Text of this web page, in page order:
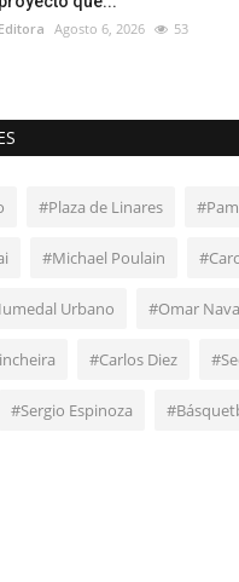
Editora Agosto 6, 2026 53
#Plaza de Linares
#Michael Poulain
Urbano #Omar
#Carlos Diez
#Sergio Espinoza